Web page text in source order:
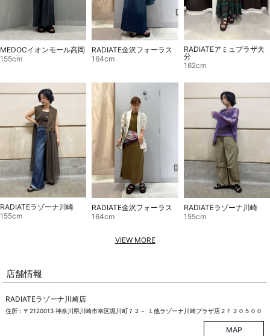
MEDOCイオンモール高岡
155cm
RADIATE金沢フォーラス
164cm
RADIATEアミュプラザ大
分
162cm
RADIATEラゾーナ川崎
155cm
RADIATE金沢フォーラス
164cm
RADIATEラゾーナ川崎
155cm
VIEW MORE
店舗情報
RADIATEラゾーナ川崎店
住所：〒2120013 神奈川県川崎市幸区堀川町７２－ １他ラゾーナ川崎プラザ店２Ｆ２０５００
MAP